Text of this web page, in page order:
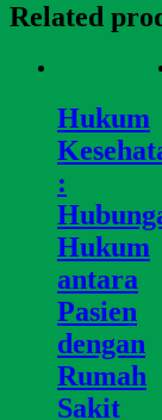
Related
Hukum
:
Hukum
antara
Pasien
dengan
Rumah
Sakit